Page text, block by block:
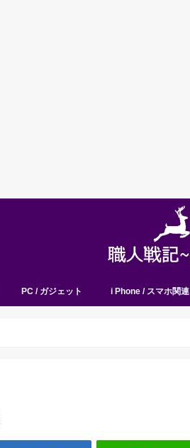
PC / ガジェット i Phone / スマホ関連